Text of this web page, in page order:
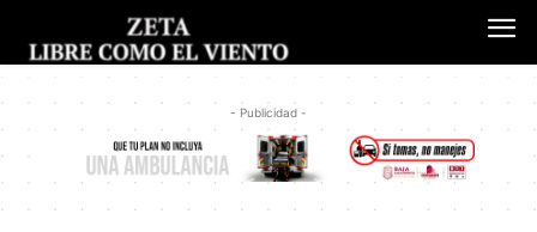
- Publicidad -